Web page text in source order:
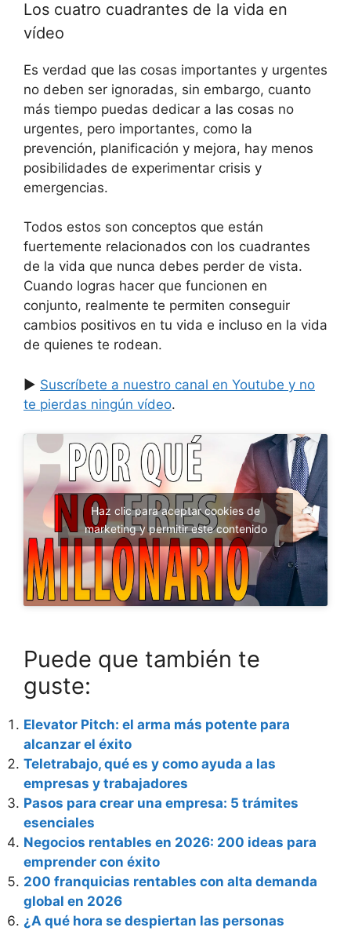
Los cuatro cuadrantes de la vida en
vídeo
Es verdad que las cosas importantes y urgentes
no deben ser ignoradas, sin embargo, cuanto
más tiempo puedas dedicar a las cosas no
urgentes, pero importantes, como la
prevención, planificación y mejora, hay menos
posibilidades de experimentar crisis y
emergencias.
Todos estos son conceptos que están
fuertemente relacionados con los cuadrantes
de la vida que nunca debes perder de vista.
Cuando logras hacer que funcionen en
conjunto, realmente te permiten conseguir
cambios positivos en tu vida e incluso en la vida
de quienes te rodean.
► Suscríbete a nuestro canal en Youtube y no
te pierdas ningún vídeo.
Haz clic para aceptar cookies de
marketing y permitir este contenido
Puede que también te
guste:
Elevator Pitch: el arma más potente para
alcanzar el éxito
Teletrabajo, qué es y como ayuda a las
empresas y trabajadores
Pasos para crear una empresa: 5 trámites
esenciales
Negocios rentables en 2026: 200 ideas para
emprender con éxito
200 franquicias rentables con alta demanda
global en 2026
¿A qué hora se despiertan las personas